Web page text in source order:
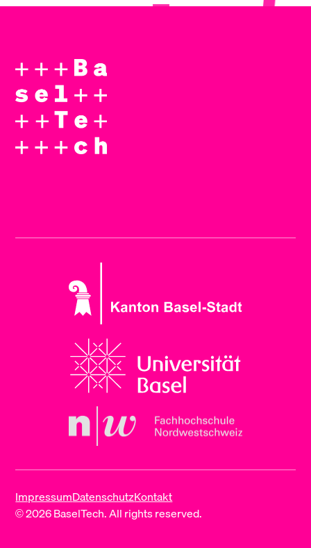
ImpressumDatenschutzKontakt
© 2026 BaselTech. All rights reserved.